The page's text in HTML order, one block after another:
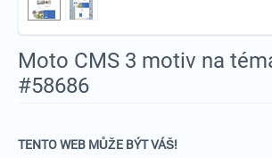
Moto CMS 3 motiv na
#58686
TENTO WEB MŮŽE BÝT VÁŠ!